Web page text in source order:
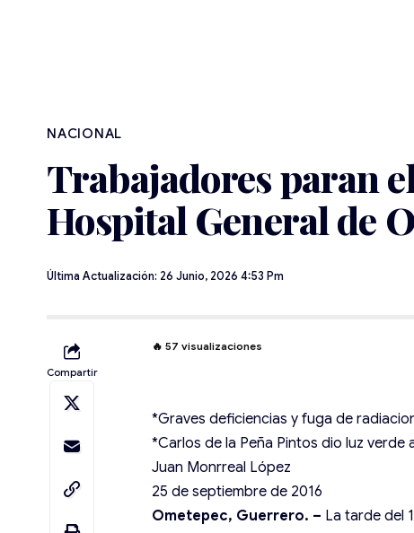
NACIONAL
Trabajadores paran
Hospital General de
Última Actualización: 26 Junio, 2026 4:53 Pm
Compartir
🔥57 visualizaciones
*Graves deficiencias y fuga de
*Carlos de la Peña Pintos dio luz verde
Juan Monrreal López
25 de septiembre de 2016
Ometepec, Guerrero. – La tarde del